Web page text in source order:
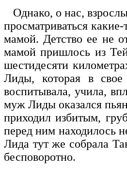
Однако, о нас,
просматриваться
мамой. Детство ее не
мамой пришлось из
шестидесяти
Лиды, которая в
воспитывала, учила,
муж Лиды оказался
приходил избитым,
перед ним находилось
Лида тут же собрала
бесповоротно.